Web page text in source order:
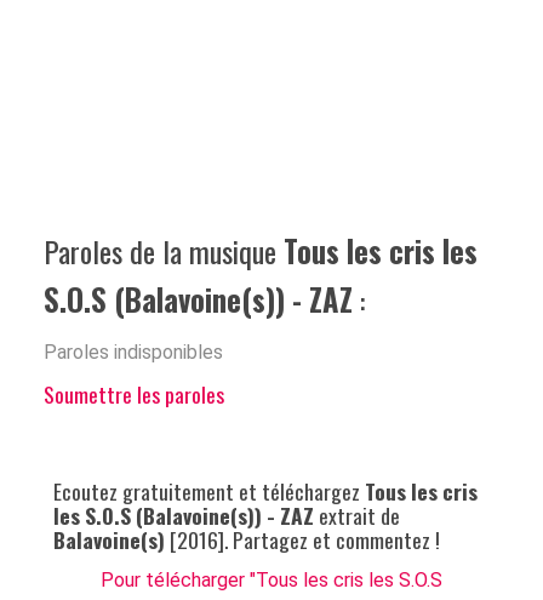
Paroles de la musique Tous les cris les
S.O.S (Balavoine(s)) - ZAZ :
Paroles indisponibles
Soumettre les paroles
Ecoutez gratuitement et téléchargez Tous les cris
les S.O.S (Balavoine(s)) - ZAZ extrait de
Balavoine(s) [2016]. Partagez et commentez !
Pour télécharger "Tous les cris les S.O.S